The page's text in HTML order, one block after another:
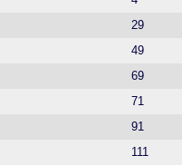
29
49
69
71
91
111